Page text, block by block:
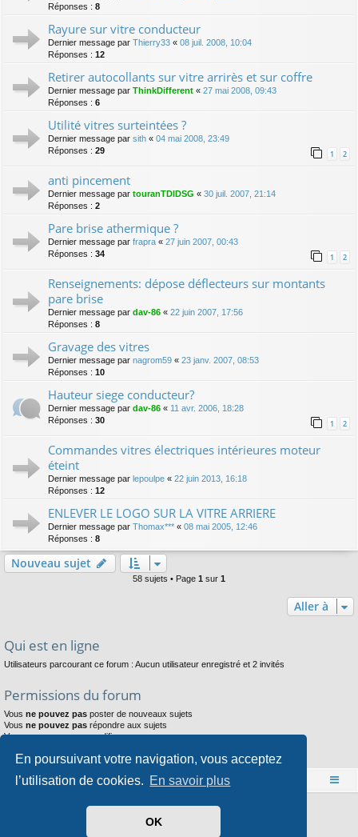
En poursuivant votre navigation, vous acceptez
l’utilisation de cookies. En savoir plus
OK
Réponses : 8
Rayure sur vitre conducteur
Dernier message par Thierry33 « 08 juil. 2008, 10:04
Réponses : 12
Retirer autocollants sur vitre arrirès et sur coffre
Dernier message par ThinkDifferent « 27 mai 2008, 09:43
Réponses : 6
Utilité vitres surteintées ?
Dernier message par sith « 04 mai 2008, 23:49
Réponses : 29 1 2
anti pincement
Dernier message par touranTDIDSG « 30 juil. 2007, 21:14
Réponses : 2
Pare brise athermique ?
Dernier message par frapra « 27 juin 2007, 00:43
Réponses : 34 1 2
Renseignements: dépose déflecteurs sur montants
pare brise
Dernier message par dav-86 « 22 juin 2007, 17:56
Réponses : 8
Gravage des vitres
Dernier message par nagrom59 « 23 janv. 2007, 08:53
Réponses : 10
Hauteur siege conducteur?
Dernier message par dav-86 « 11 avr. 2006, 18:28
Réponses : 30 1 2
Commandes vitres électriques intérieures moteur
éteint
Dernier message par lepoulpe « 22 juin 2013, 16:18
Réponses : 12
ENLEVER LE LOGO SUR LA VITRE ARRIERE
Dernier message par Thomax*** « 08 mai 2005, 12:46
Réponses : 8
Nouveau sujet
58 sujets • Page 1 sur 1
Aller à
Qui est en ligne
Utilisateurs parcourant ce forum : Aucun utilisateur enregistré et 2 invités
Permissions du forum
Vous ne pouvez pas poster de nouveaux sujets
Vous ne pouvez pas répondre aux sujets
Vousne pouvez pasmodifier vos messages
Vousne pouvez pasjoindre des fichiers
Accueil Index du forum
Développé parphpBB® Forum Software © phpBB Limited
Arty- phpBB 3.3 par MrGaby